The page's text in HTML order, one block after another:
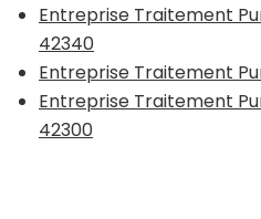
Entreprise Traitement
42340
Entreprise Traitement
Entreprise Traitement
42300